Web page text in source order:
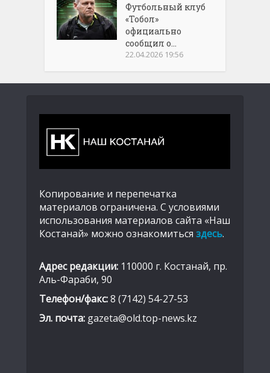
Футбольный клуб
«Тобол»
официально
сообщил о...
22.04.2026 19:56
Копирование и перепечатка
материалов ограничена. С условиями
использования материалов сайта «Наш
Костанай» можно ознакомиться здесь.
Адрес редакции: 110000 г. Костанай, пр.
Аль-Фараби, 90
Телефон/факс:8 (7142) 54-27-53
Эл. почта: gazeta@old.top-news.kz